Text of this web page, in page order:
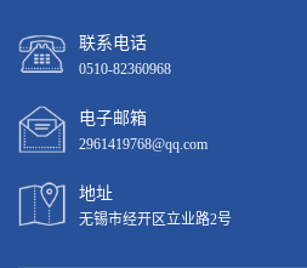
联系电话
0510-82360968
电子邮箱
2961419768@qq.com
地址
无锡市经开区立业路2号